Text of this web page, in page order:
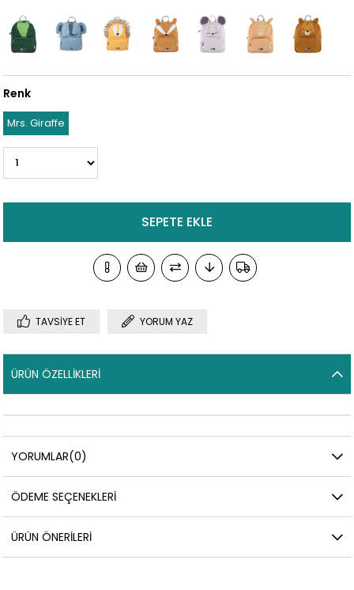
Renk
Mrs. Giraffe
TAVSIYE ET YORUM YAZ
ÜRÜN ÖZELLIKLERI
YORUMLAR(0)
ÖDEME SEÇENEKLERI
ÜRÜN ÖNERILERI